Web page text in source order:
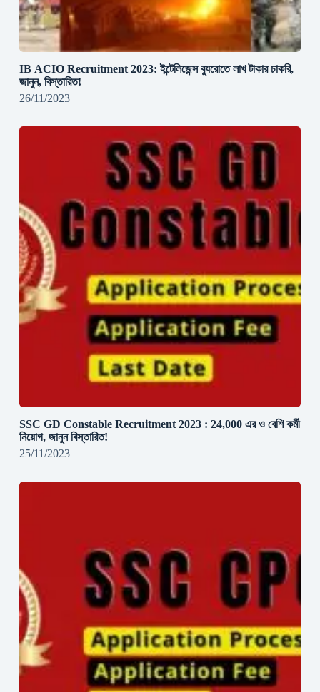
IB ACIO Recruitment 2023: ইন্টেলিজেন্স ব্যুরোতে লাখ টাকার চাকরি,
জানুন, বিস্তারিত!
26/11/2023
SSC GD Constable Recruitment 2023 : 24,000 এর ও বেশি কর্মী
নিয়োগ, জানুন বিস্তারিত!
25/11/2023